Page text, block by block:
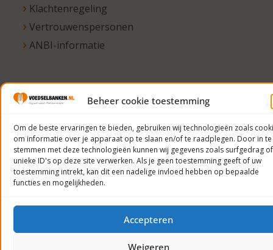
Beheer cookie toestemming
Om de beste ervaringen te bieden, gebruiken wij technologieën zoals
om informatie over je apparaat op te slaan en/of te raadplegen. Door in te
stemmen met deze technologieën kunnen wij gegevens zoals surfgedrag of
unieke ID's op deze site verwerken. Als je geen toestemming geeft of uw
toestemming intrekt, kan dit een nadelige invloed hebben op bepaalde
functies en mogelijkheden.
Accepteren
Weigeren
Klachtenregeling
Vertrouwenspersonen
ANBI-informatie
© 2023
Nederland
Privacyverklaring